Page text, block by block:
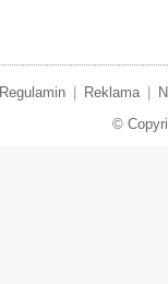
Regulamin Reklama
©